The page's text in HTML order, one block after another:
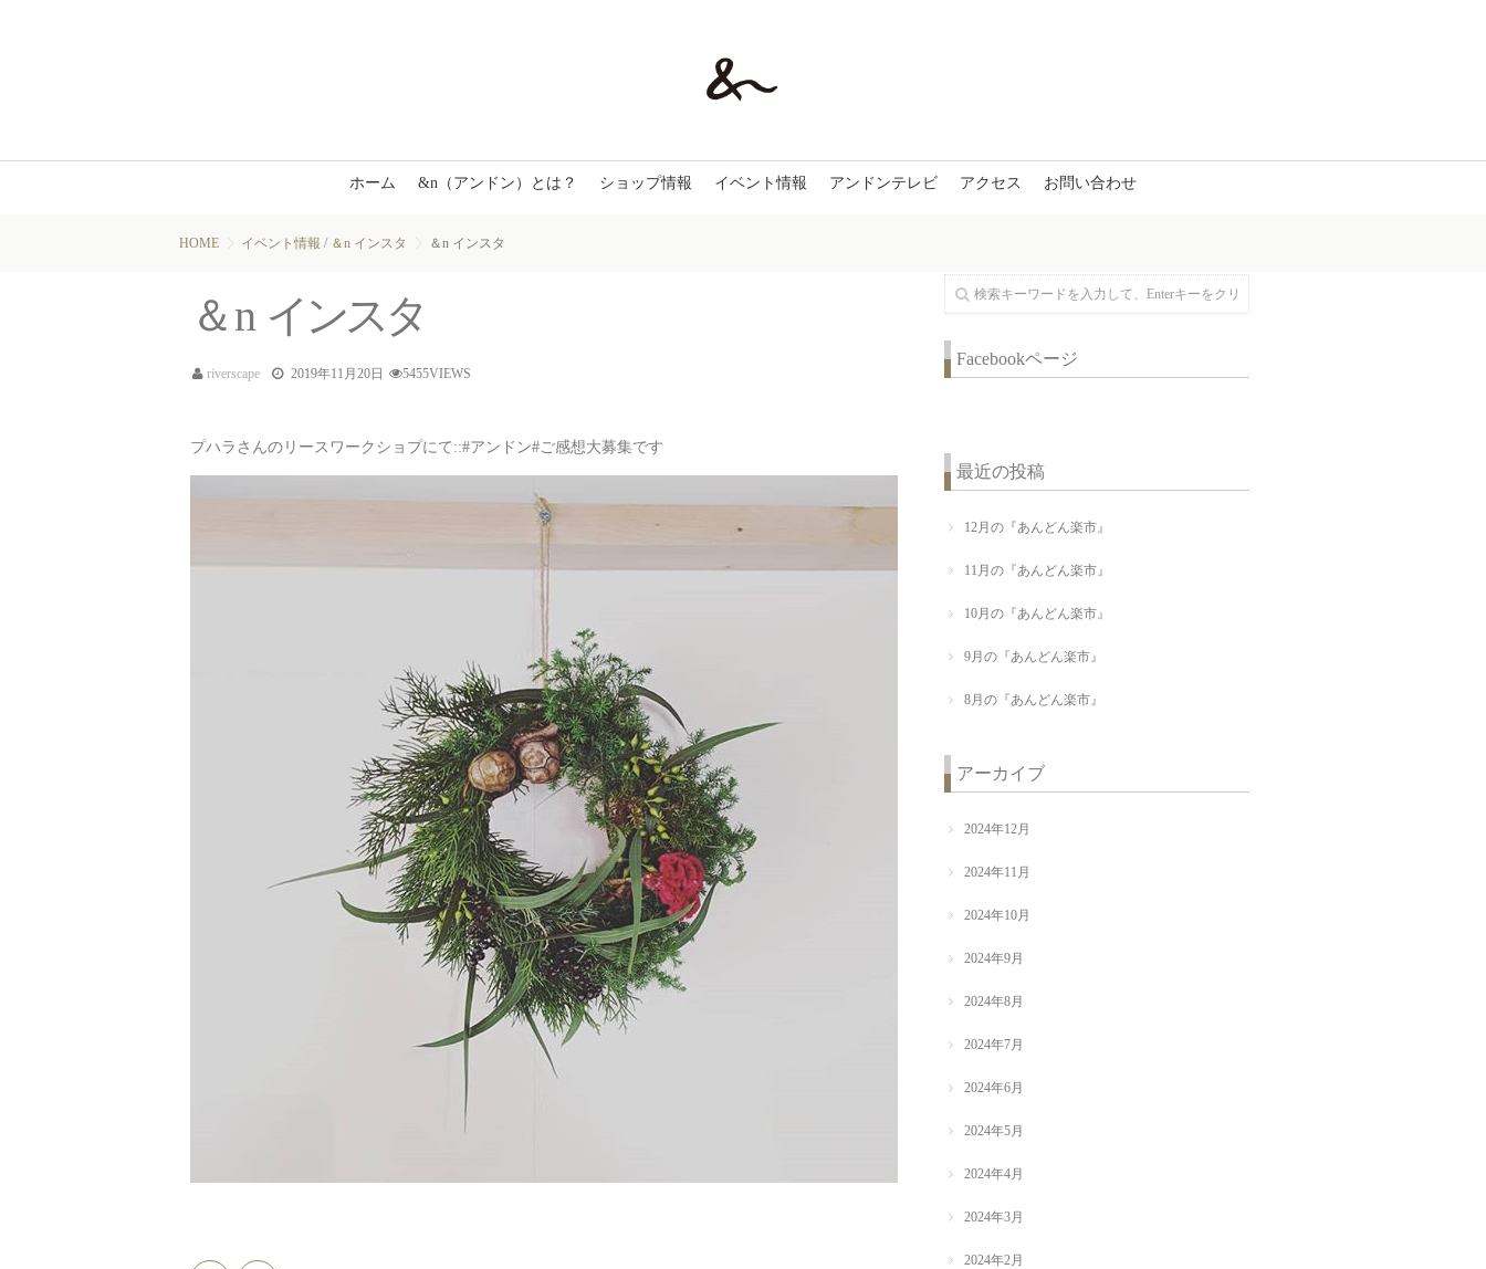
ホーム &n（アンドン）とは？ ショップ情報 イベント情報 アンドンテレビ アクセス お問い合わせ
HOME イベント情報 / ＆n インスタ ＆n インスタ
＆n インスタ
riverscape 2019年11月20日 5455VIEWS
プハラさんのリースワークショプにて::#アンドン#ご感想大募集です
Facebookページ
最近の投稿
12月の『あんどん楽市』
11月の『あんどん楽市』
10月の『あんどん楽市』
9月の『あんどん楽市』
8月の『あんどん楽市』
アーカイブ
2024年12月
2024年11月
2024年10月
2024年9月
2024年8月
2024年7月
2024年6月
2024年5月
2024年4月
2024年3月
2024年2月